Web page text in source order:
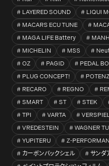
LAYERED SOUND
LIQUI
MACARS ECU TUNE
MAGA LIFE Battery
MICHELIN
MSS
OZ
PAGID PEDAL
PLUG CONCEPT!
RECARO
REGNO
SMART
ST STEK
TPI
VARTA
VREDESTEIN
WAGNER
YUPITERU
Z-
カーボンバックシェル
サンダ